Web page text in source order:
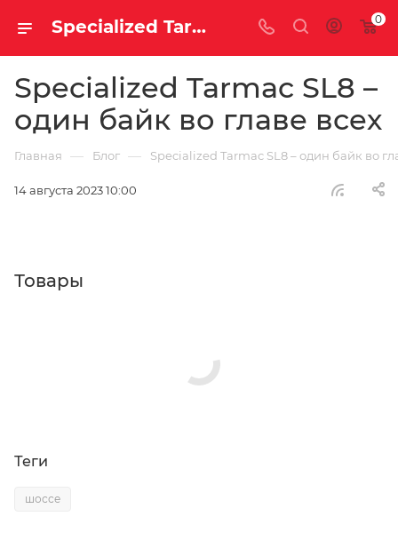
Specialized Tarmac SL8 – один байк во главе всех | Блог 0
Specialized Tarmac SL8 –
один байк во главе всех
Главная — Блог — Specialized Tarmac SL8 – один байк во
14 августа 2023 10:00
Товары
Теги
шоссе